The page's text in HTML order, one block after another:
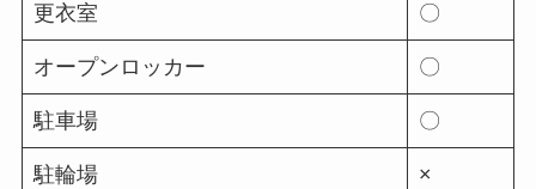
更衣室 〇
オープンロッカー 〇
駐車場 〇
駐輪場 ×